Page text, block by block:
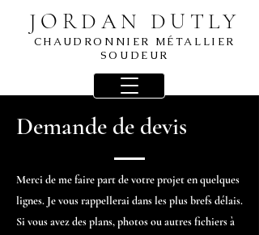
JORDAN DUTLY
CHAUDRONNIER MÉTALLIER
SOUDEUR
Demande de devis
Merci de me faire part de votre projet en quelques
lignes. Je vous rappellerai dans les plus brefs délais.
Si vous avez des plans, photos ou autres fichiers à